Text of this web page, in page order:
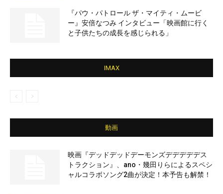
『パウ・パトロール ザ・マイティ・ムービ
ー』安倍なつみ インタビュー「映画館に行く
と子供たちの成長を感じられる」
IMAX
動画
映画『デッドデッドデーモンズデデデデデス
トラクション』、ano・幾田りらによるスペシ
ャルコラボソング2曲が決定！本予告も解禁！